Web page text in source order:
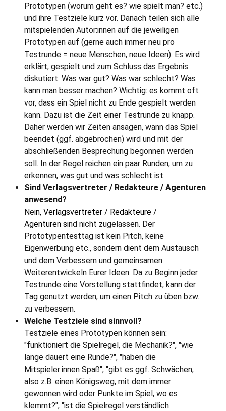
Prototypen (worum geht es? wie spielt man? etc.)
und ihre Testziele kurz vor. Danach teilen sich alle
mitspielenden Autor:innen auf die jeweiligen
Prototypen auf (gerne auch immer neu pro
Testrunde = neue Menschen, neue Ideen). Es wird
erklärt, gespielt und zum Schluss das Ergebnis
diskutiert: Was war gut? Was war schlecht? Was
kann man besser machen? Wichtig: es kommt oft
vor, dass ein Spiel nicht zu Ende gespielt werden
kann. Dazu ist die Zeit einer Testrunde zu knapp.
Daher werden wir Zeiten ansagen, wann das Spiel
beendet (ggf. abgebrochen) wird und mit der
abschließenden Besprechung begonnen werden
soll. In der Regel reichen ein paar Runden, um zu
erkennen, was gut und was schlecht ist.
Sind Verlagsvertreter / Redakteure / Agenturen
anwesend?
Nein, Verlagsvertreter / Redakteure /
Agenturen sind nicht zugelassen. Der
Prototypentesttag ist kein Pitch, keine
Eigenwerbung etc., sondern dient dem Austausch
und dem Verbessern und gemeinsamen
Weiterentwickeln Eurer Ideen. Da zu Beginn jeder
Testrunde eine Vorstellung stattfindet, kann der
Tag genutzt werden, um einen Pitch zu üben bzw.
zu verbessern.
Welche Testziele sind sinnvoll?
Testziele eines Prototypen können sein:
"funktioniert die Spielregel, die Mechanik?", "wie
lange dauert eine Runde?", "haben die
Mitspieler:innen Spaß", "gibt es ggf. Schwächen,
also z.B. einen Königsweg, mit dem immer
gewonnen wird oder Punkte im Spiel, wo es
klemmt?", "ist die Spielregel verständlich